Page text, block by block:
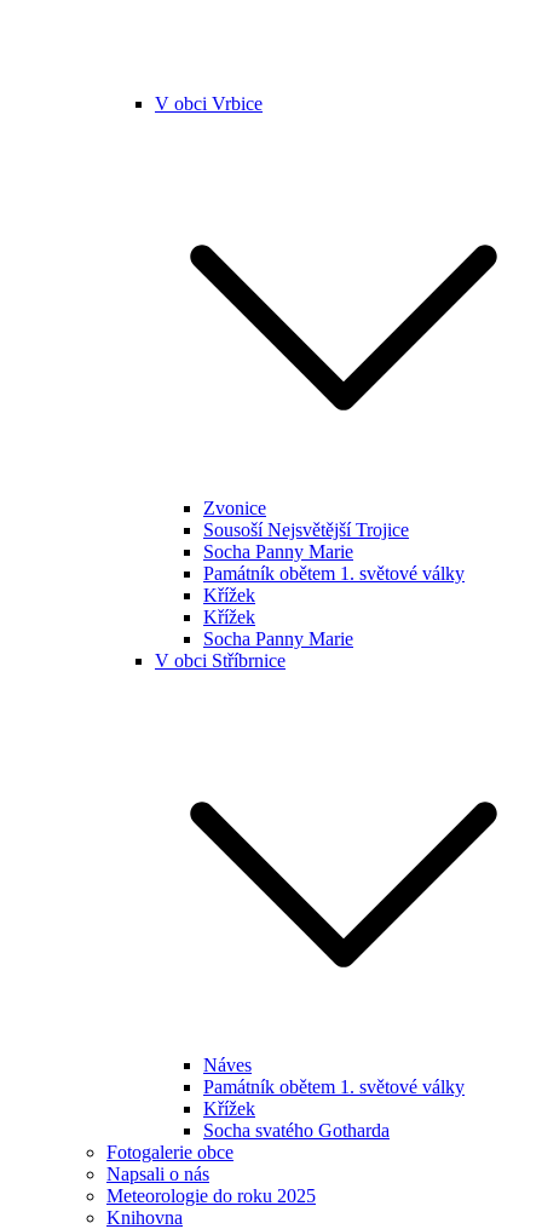
V obci Vrbice
Zvonice
Sousoší Nejsvětější Trojice
Socha Panny Marie
Památník obětem 1. světové války
Křížek
Křížek
Socha Panny Marie
V obci Stříbrnice
Náves
Památník obětem 1. světové války
Křížek
Socha svatého Gotharda
Fotogalerie obce
Napsali o nás
Meteorologie do roku 2025
Knihovna